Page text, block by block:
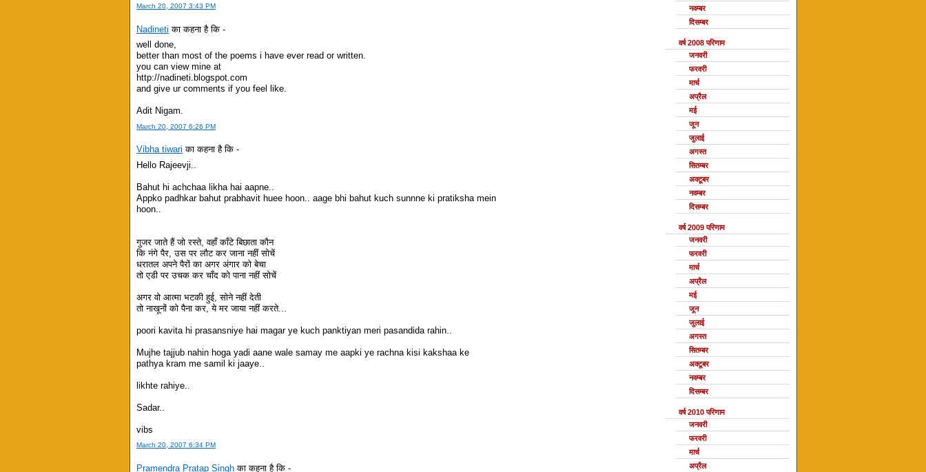
March 20, 2007 3:43 PM
Nadineti का कहना है कि -
well done,
better than most of the poems i have ever read or written.
you can view mine at
http://nadineti.blogspot.com
and give ur comments if you feel like.
Adit Nigam.
March 20, 2007 6:26 PM
Vibha tiwari का कहना है कि -
Hello Rajeevji..
Bahut hi achchaa likha hai aapne..
Appko padhkar bahut prabhavit huee hoon.. aage bhi bahut kuch sunnne ki pratiksha mein
hoon..
गुजर जाते हैं जो रस्ते, वहाँ काँटे बिछाता कौन
कि नंगे पैर, उस पर लौट कर जाना नहीं सोचें
धरातल अपने पैरों का अगर अंगार को बेचा
तो एडी पर उचक कर चाँद को पाना नहीं सोचें
अगर वो आत्मा भटकी हुई, सोने नहीं देती
तो नाखूनों को पैना कर, ये मर जाया नहीं करते...
poori kavita hi prasansniye hai magar ye kuch panktiyan meri pasandida rahin..
Mujhe tajjub nahin hoga yadi aane wale samay me aapki ye rachna kisi kakshaa ke
pathya kram me samil ki jaaye..
likhte rahiye..
Sadar..
vibs
March 20, 2007 6:34 PM
Pramendra Pratap Singh का कहना है कि -
नवम्बर
दिसम्बर
वर्ष 2008 परिणाम
जनवरी
फरवरी
मार्च
अप्रैल
मई
जून
जुलाई
अगस्त
सितम्बर
अक्टूबर
नवम्बर
दिसम्बर
वर्ष 2009 परिणाम
जनवरी
फरवरी
मार्च
अप्रैल
मई
जून
जुलाई
अगस्त
सितम्बर
अक्टूबर
नवम्बर
दिसम्बर
वर्ष 2010 परिणाम
जनवरी
फरवरी
मार्च
अप्रैल